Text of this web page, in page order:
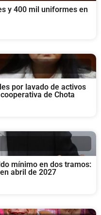
y 400 mil uniformes en
por lavado de activos
de Chota
mínimo en dos tramos:
abril de 2027